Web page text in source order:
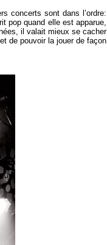
concerts sont dans l’ordre:
pop quand elle est apparue,
il valait mieux se cacher
de pouvoir la jouer de façon